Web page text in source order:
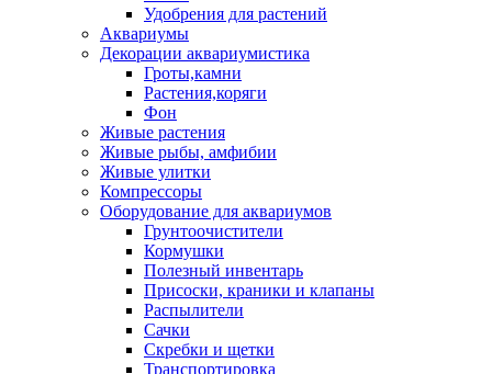
Удобрения для растений
Аквариумы
Декорации аквариумистика
Гроты,камни
Растения,коряги
Фон
Живые растения
Живые рыбы, амфибии
Живые улитки
Компрессоры
Оборудование для аквариумов
Грунтоочистители
Кормушки
Полезный инвентарь
Присоски, краники и клапаны
Распылители
Сачки
Скребки и щетки
Транспортировка